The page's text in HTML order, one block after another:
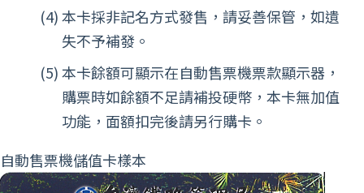
本卡採非記名方式發售，請妥善保管，如遺
失不予補發。
本卡餘額可顯示在自動售票機票款顯示器，
購票時如餘額不足請補投硬幣，本卡無加值
功能，面額扣完後請另行購卡。
自動售票機儲值卡樣本